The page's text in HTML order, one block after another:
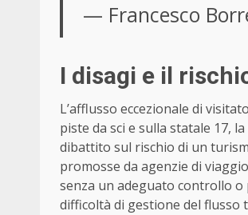
— Francesco
I disagi e il
L’afflusso eccezionale di
piste da sci e sulla statale 17,
dibattito sul rischio di un
promosse da agenzie di
senza un adeguato controllo o
difficoltà di gestione del flusso